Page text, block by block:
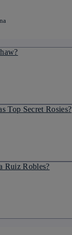
Top Secret Rosies?
Ruiz Robles?